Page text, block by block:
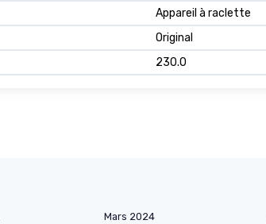
Appareil à raclette
Original
230.0
Mars 2024